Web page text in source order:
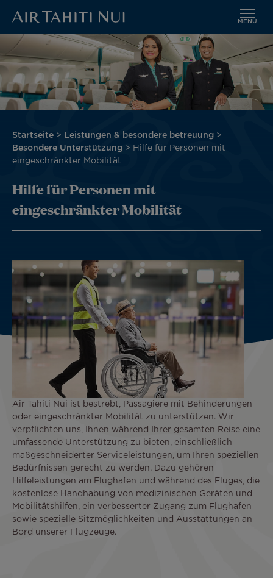
Zum
wechseln
MENÜ
Pfadnavigation
Startseite
Leistungen & besondere betreuung
Besondere Unterstützung
Hilfe für Personen mit
eingeschränkter Mobilität
Hilfe für Personen mit
eingeschränkter Mobilität
Air Tahiti Nui ist bestrebt, Passagiere mit Behinderungen
oder eingeschränkter Mobilität zu unterstützen. Wir
verpflichten uns, Ihnen während Ihrer gesamten Reise eine
umfassende Unterstützung zu bieten, einschließlich
maßgeschneiderter Serviceleistungen, um Ihren speziellen
Bedürfnissen gerecht zu werden. Dazu gehören
Hilfeleistungen am Flughafen und während des Fluges, die
kostenlose Handhabung von medizinischen Geräten und
Mobilitätshilfen, ein verbesserter Zugang zum Flughafen
sowie spezielle Sitzmöglichkeiten und Ausstattungen an
Bord unserer Flugzeuge.